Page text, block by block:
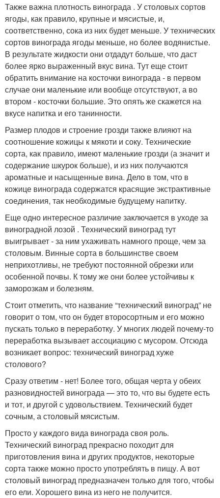
Также важна плотность винограда . У столовых сортов
ягоды, как правило, крупные и мясистые, и,
соответственно, сока из них будет меньше. У технических
сортов винограда ягоды меньше, но более водянистые.
В результате жидкости они отдадут больше, что даст
более ярко выраженный вкус вина. Тут еще стоит
обратить внимание на косточки винограда - в первом
случае они маленькие или вообще отсутствуют, а во
втором - косточки большие. Это опять же скажется на
вкусе напитка и его танинности.
Размер плодов и строение грозди также влияют на
соотношение кожицы к мякоти и соку. Технические
сорта, как правило, имеют маленькие грозди (а значит и
содержание шкурок больше), и из них получаются
ароматные и насыщенные вина. Дело в том, что в
кожице винограда содержатся красящие экстрактивные
соединения, так необходимые будущему напитку.
Еще одно интересное различие заключается в уходе за
виноградной лозой . Технический виноград тут
выигрывает - за ним ухаживать намного проще, чем за
столовым. Винные сорта в большинстве своем
неприхотливы, не требуют постоянной обрезки или
особенной почвы. К тому же они более устойчивы к
заморозкам и болезням.
Стоит отметить, что название “технический виноград” не
говорит о том, что он будет второсортным и его можно
пускать только в переработку. У многих людей почему-то
переработка вызывает ассоциацию с мусором. Отсюда
возникает вопрос: технический виноград хуже
столового?
Сразу ответим - нет! Более того, общая черта у обеих
разновидностей винограда — это то, что вы будете есть
и тот, и другой с удовольствием. Технический будет
сочным, а столовый мясистым.
Просто у каждого вида винограда своя роль.
Технический виноград прекрасно походит для
приготовления вина и других продуктов, некоторые
сорта также можно просто употреблять в пищу. А вот
столовый виноград предназначен только для того, чтобы
его ели. Хорошего вина из него не получится.